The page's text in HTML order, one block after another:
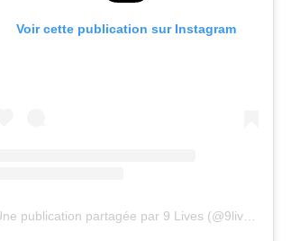
Voir cette publication sur Instagram